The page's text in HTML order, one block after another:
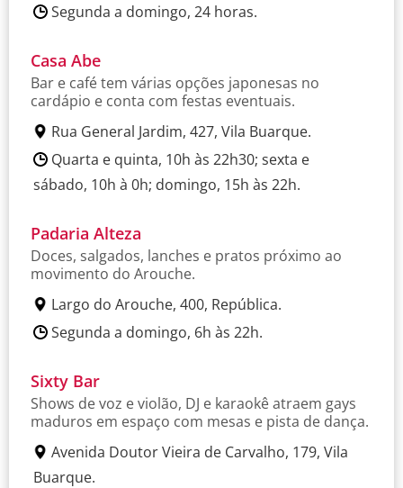
Segunda a domingo, 24 horas.
Casa Abe
Bar e café tem várias opções japonesas no
cardápio e conta com festas eventuais.
Rua General Jardim, 427, Vila Buarque.
Quarta e quinta, 10h às 22h30; sexta e
sábado, 10h à 0h; domingo, 15h às 22h.
Padaria Alteza
Doces, salgados, lanches e pratos próximo ao
movimento do Arouche.
Largo do Arouche, 400, República.
Segunda a domingo, 6h às 22h.
Sixty Bar
Shows de voz e violão, DJ e karaokê atraem gays
maduros em espaço com mesas e pista de dança.
Avenida Doutor Vieira de Carvalho, 179, Vila
Buarque.